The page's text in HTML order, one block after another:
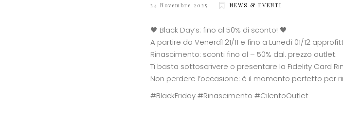
24 Novembre 2025 NEWS & EVENTI
🖤 Black Day’s: fino al 50% di sconto! 🖤
A partire da Venerdì 21/11 e fino a Lunedì 01/12
Rinascimento: sconti fino al – 50% dal. prezzo outlet.
Ti basta sottoscrivere o presentare la Fidelity Card
Non perdere l’occasione: è il momento perfetto per
#BlackFriday #Rinascimento #CilentoOutlet